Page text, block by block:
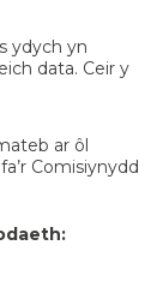
ydych yn
data. Ceir y
ar ôl
Comisiynydd